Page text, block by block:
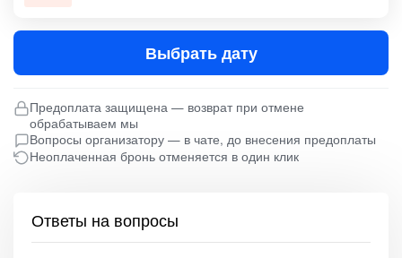
Выбрать дату
Предоплата защищена — возврат при отмене
обрабатываем мы
Вопросы организатору — в чате, до внесения предоплаты
Неоплаченная бронь отменяется в один клик
Ответы на вопросы